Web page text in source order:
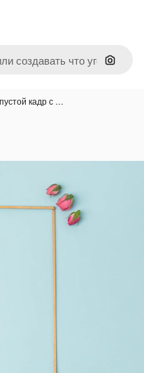
Поиск
кадр с …